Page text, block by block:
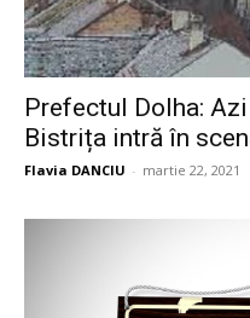
Prefectul Dolha:
Bistrița intră în
Flavia DANCIU - martie 22, 2021